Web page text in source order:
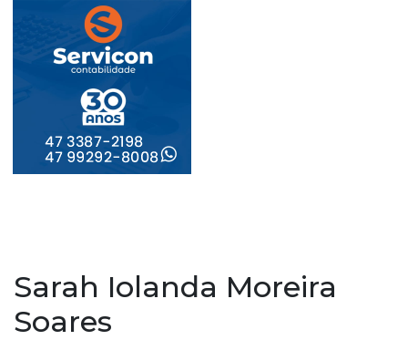
Sarah Iolanda Moreira
Soares